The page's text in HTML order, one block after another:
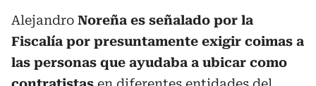
Alejandro Noreña es señalado por la
Fiscalía por presuntamente exigir coimas a
las personas que ayudaba a ubicar como